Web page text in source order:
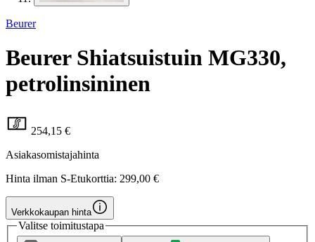
Beurer
Beurer Shiatsuistuin MG330,
petrolinsininen
254,15 €
Asiakasomistajahinta
Hinta ilman S-Etukorttia: 299,00 €
Verkkokaupan hinta
Valitse toimitustapa